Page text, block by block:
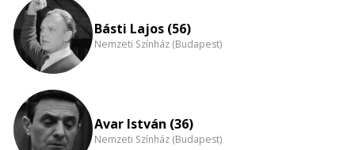
Básti Lajos (56)
Nemzeti Színház (Budapest)
Avar István (36)
Nemzeti Színház (Budapest)